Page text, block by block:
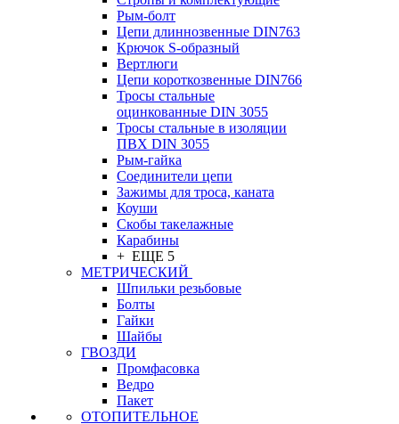
Рым-болт
Цепи длиннозвенные DIN763
Крючок S-образный
Вертлюги
Цепи короткозвенные DIN766
Тросы стальные
оцинкованные DIN 3055
Тросы стальные в изоляции
ПВХ DIN 3055
Рым-гайка
Соединители цепи
Зажимы для троса, каната
Коуши
Скобы такелажные
Карабины
+ ЕЩЕ 5
МЕТРИЧЕСКИЙ
Шпильки резьбовые
Болты
Гайки
Шайбы
ГВОЗДИ
Промфасовка
Ведро
Пакет
ОТОПИТЕЛЬНОЕ